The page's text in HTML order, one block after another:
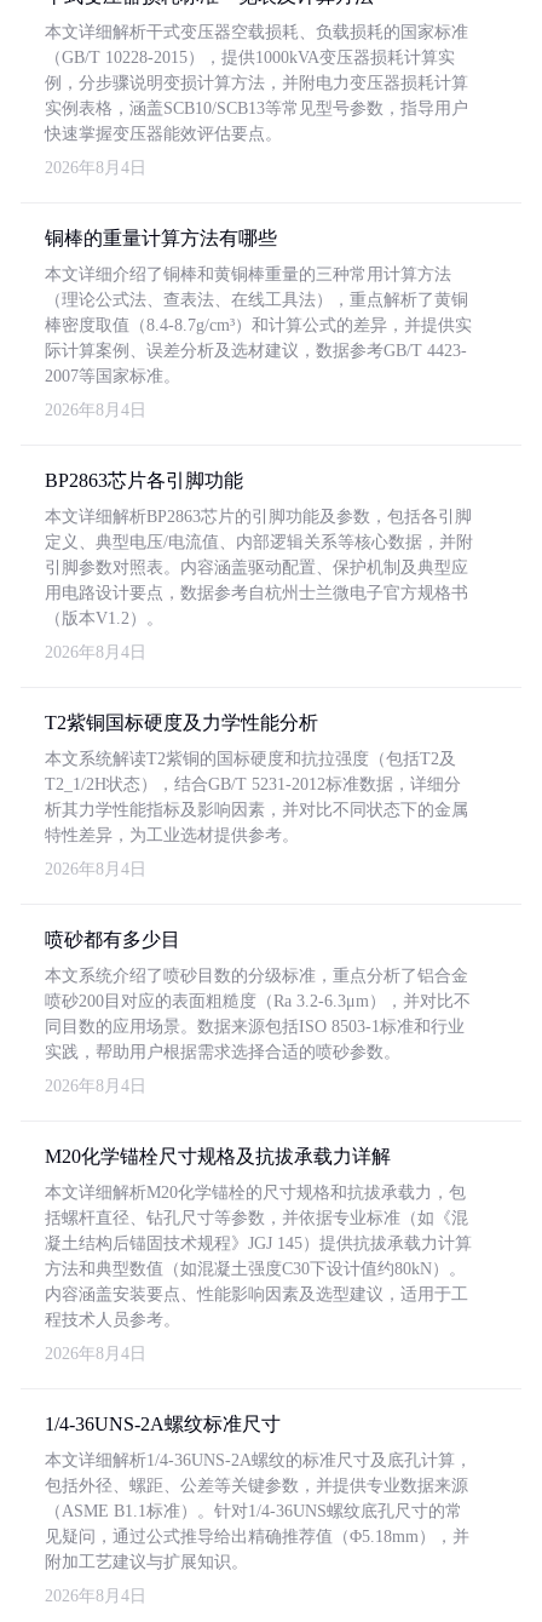
本文详细解析干式变压器空载损耗、负载损耗的国家标准
（GB/T 10228-2015），提供1000kVA变压器损耗计算实
例，分步骤说明变损计算方法，并附电力变压器损耗计算
实例表格，涵盖SCB10/SCB13等常见型号参数，指导用户
快速掌握变压器能效评估要点。
2026年8月4日
铜棒的重量计算方法有哪些
本文详细介绍了铜棒和黄铜棒重量的三种常用计算方法
（理论公式法、查表法、在线工具法），重点解析了黄铜
棒密度取值（8.4-8.7g/cm³）和计算公式的差异，并提供实
际计算案例、误差分析及选材建议，数据参考GB/T 4423-
2007等国家标准。
2026年8月4日
BP2863芯片各引脚功能
本文详细解析BP2863芯片的引脚功能及参数，包括各引脚
定义、典型电压/电流值、内部逻辑关系等核心数据，并附
引脚参数对照表。内容涵盖驱动配置、保护机制及典型应
用电路设计要点，数据参考自杭州士兰微电子官方规格书
（版本V1.2）。
2026年8月4日
T2紫铜国标硬度及力学性能分析
本文系统解读T2紫铜的国标硬度和抗拉强度（包括T2及
T2_1/2H状态），结合GB/T 5231-2012标准数据，详细分
析其力学性能指标及影响因素，并对比不同状态下的金属
特性差异，为工业选材提供参考。
2026年8月4日
喷砂都有多少目
本文系统介绍了喷砂目数的分级标准，重点分析了铝合金
喷砂200目对应的表面粗糙度（Ra 3.2-6.3μm），并对比不
同目数的应用场景。数据来源包括ISO 8503-1标准和行业
实践，帮助用户根据需求选择合适的喷砂参数。
2026年8月4日
M20化学锚栓尺寸规格及抗拔承载力详解
本文详细解析M20化学锚栓的尺寸规格和抗拔承载力，包
括螺杆直径、钻孔尺寸等参数，并依据专业标准（如《混
凝土结构后锚固技术规程》JGJ 145）提供抗拔承载力计算
方法和典型数值（如混凝土强度C30下设计值约80kN）。
内容涵盖安装要点、性能影响因素及选型建议，适用于工
程技术人员参考。
2026年8月4日
1/4-36UNS-2A螺纹标准尺寸
本文详细解析1/4-36UNS-2A螺纹的标准尺寸及底孔计算，
包括外径、螺距、公差等关键参数，并提供专业数据来源
（ASME B1.1标准）。针对1/4-36UNS螺纹底孔尺寸的常
见疑问，通过公式推导给出精确推荐值（Φ5.18mm），并
附加工艺建议与扩展知识。
2026年8月4日